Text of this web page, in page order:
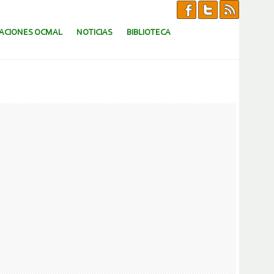
OCMAL NOTICIAS BIBLIOTECA